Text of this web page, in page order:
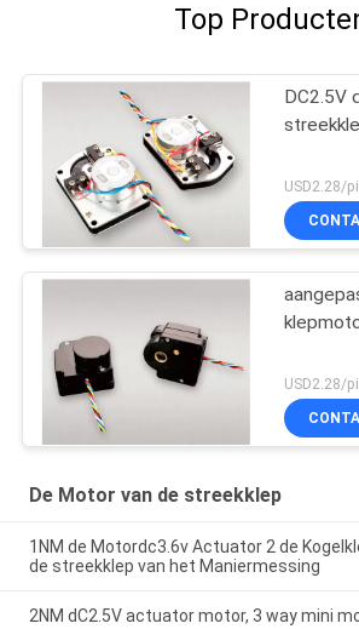
Top
DC2.5V
De Motor van de streekklep
1NM de Motordc3.6v Actuator 2 de
de streekklep van het Maniermessing
2NM dC2.5V actuator motor, 3 way mini